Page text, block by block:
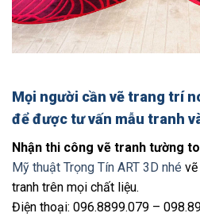
Mọi người cần vẽ trang trí
để được tư vấn mẫu tranh
Nhận thi công vẽ tranh tường
Mỹ thuật Trọng Tín ART 3D nhé
tranh trên mọi chất liệu.
Điện thoại: 096.8899.079 –